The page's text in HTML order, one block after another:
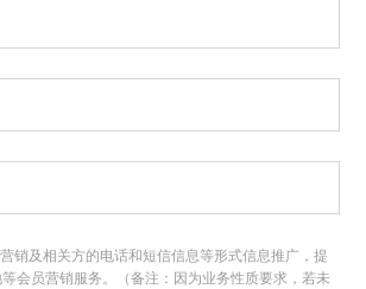
销及相关方的电话和短信信息等形式信息推广，提
会员营销服务。（备注：因为业务性质要求，若未